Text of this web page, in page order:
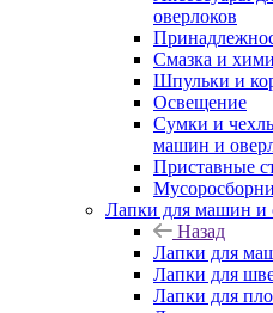
оверлоков
Смазка и
Шпульки и
Освещение
Сумки и
машин и
Приставные
Лапки для машин и
Назад
Лапки для
Лапки для
Лапки для